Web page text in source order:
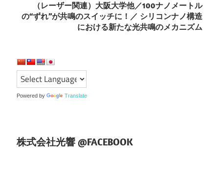
ゲ
シ
ョ
ン
（レーザー関連）大阪大学他／100ナノメートル
の“ずれ”が共鳴のスイッチに！／ シリコンナノ構造
における新たな光共鳴のメカニズム
Powered by Translate
株式会社光響 @FACEBOOK